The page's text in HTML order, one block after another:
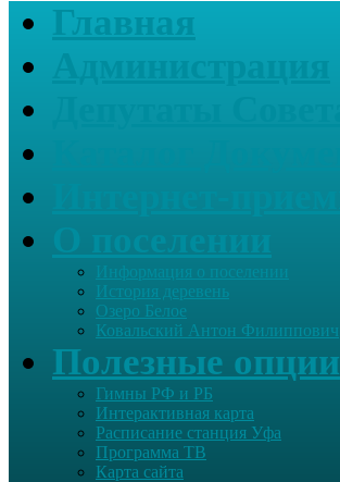
Главная
Информация о поселении
История деревень
Озеро Белое
Ковальский Антон Филиппович
Полезные опции
Гимны РФ и РБ
Интерактивная карта
Расписание станция Уфа
Программа ТВ
Карта сайта